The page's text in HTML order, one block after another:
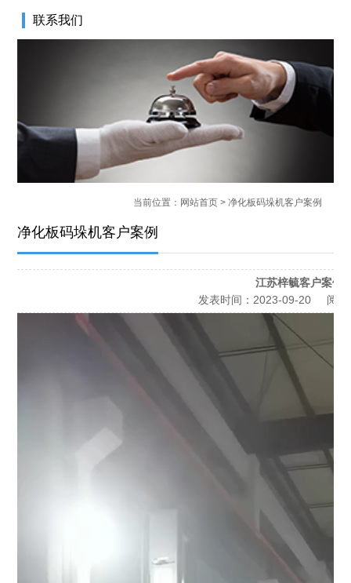
联系我们
当前位置： 网站首页> 净化板码垛机客户案例
净化板码垛机客户案例
江苏梓毓客户案例
发表时间： 2023-09-20 阅读